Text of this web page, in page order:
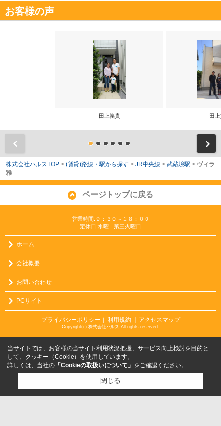
お客様の声
田上義貴 田
株式会社ハルスTOP > (賃貸)路線・駅から探す > JR中央線 > 武蔵境駅 > ヴィラ
雅
ページトップに戻る
営業時間:９：３０～１８：００
定休日:水曜、第三火曜日
ホーム
会社概要
お問い合わせ
PCサイト
プライバシーポリシー 利用規約 ｜アクセスマップ
Copyright(c) 株式会社ハルス All rights reserved.
当サイトでは、お客様の当サイト利用状況把握、サービス向上検討を目的と
して、クッキー（Cookie）を使用しています。
詳しくは、当社の 「Cookieの取扱いについて」 をご確認ください。
閉じる